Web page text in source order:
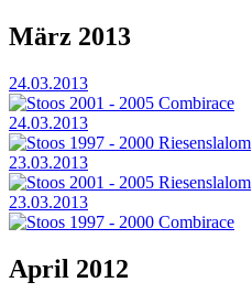
März 2013
24.03.2013
Stoos 2001 - 2005 Combirace
24.03.2013
Stoos 1997 - 2000 Riesenslalom
23.03.2013
Stoos 2001 - 2005 Riesenslalom
23.03.2013
Stoos 1997 - 2000 Combirace
April 2012